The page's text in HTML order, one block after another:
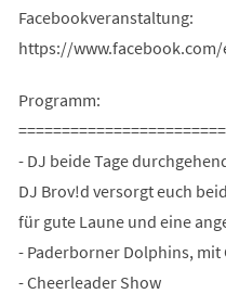
Facebookveranstaltung:
https://www.facebook.com/
Programm:
- DЈ beide Tage
DЈ Brov!d versorgt euch
für gute Laune und eine
- Paderborner Dolphins, mit
- Cheerleader Show